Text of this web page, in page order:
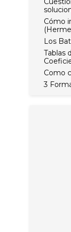
Cómo
Los
Tablas
Como
3